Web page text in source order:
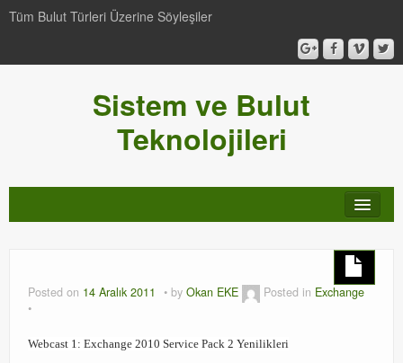
Tüm Bulut Türleri Üzerine Söyleşiler
Sistem ve Bulut
Teknolojileri
Posted on 14 Aralık 2011 by Okan EKE Posted in Exchange
Webcast 1: Exchange 2010 Service Pack 2 Yenilikleri